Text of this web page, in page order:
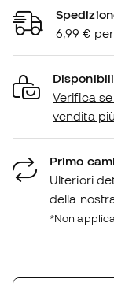
6,99 €
Verifica
vendita
Primo
Ulteriori
della
*Non